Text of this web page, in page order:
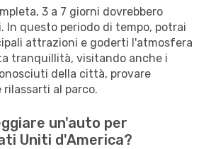
3 a 7 giorni dovrebbero
In questo periodo di tempo, potrai
attrazioni e goderti l'atmosfera
tranquillità, visitando anche i
della città, provare
al parco.
un'auto per
Uniti d'America?